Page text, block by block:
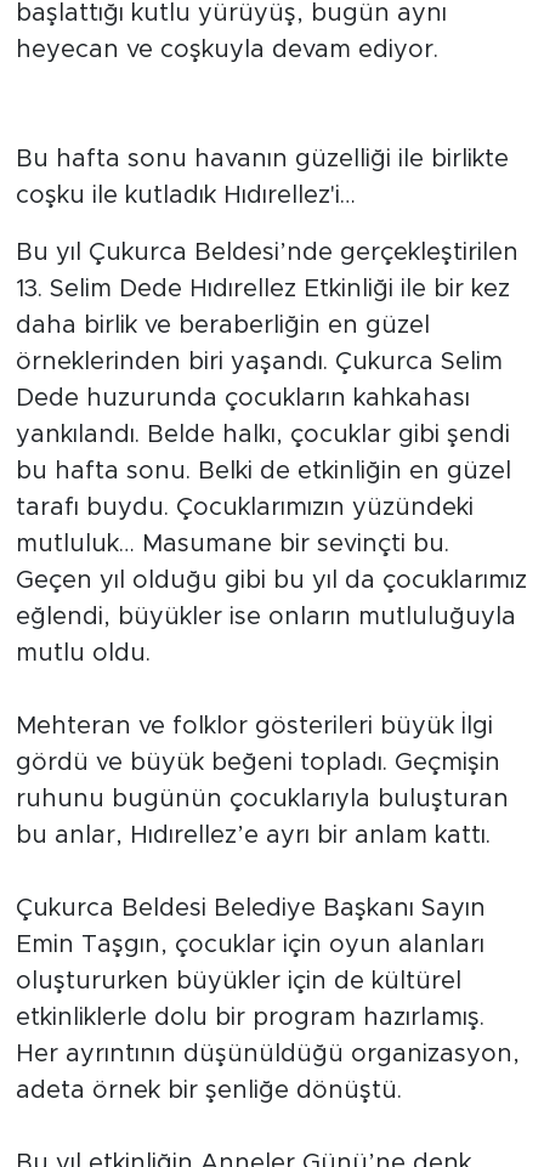
başlattığı kutlu yürüyüş, bugün aynı
heyecan ve coşkuyla devam ediyor.
Bu hafta sonu havanın güzelliği ile birlikte
coşku ile kutladık Hıdırellez'i…
Bu yıl Çukurca Beldesi’nde gerçekleştirilen
13. Selim Dede Hıdırellez Etkinliği ile bir kez
daha birlik ve beraberliğin en güzel
örneklerinden biri yaşandı. Çukurca Selim
Dede huzurunda çocukların kahkahası
yankılandı. Belde halkı, çocuklar gibi şendi
bu hafta sonu. Belki de etkinliğin en güzel
tarafı buydu. Çocuklarımızın yüzündeki
mutluluk… Masumane bir sevinçti bu.
Geçen yıl olduğu gibi bu yıl da çocuklarımız
eğlendi, büyükler ise onların mutluluğuyla
mutlu oldu.
Mehteran ve folklor gösterileri büyük İlgi
gördü ve büyük beğeni topladı. Geçmişin
ruhunu bugünün çocuklarıyla buluşturan
bu anlar, Hıdırellez’e ayrı bir anlam kattı.
Çukurca Beldesi Belediye Başkanı Sayın
Emin Taşgın, çocuklar için oyun alanları
oluştururken büyükler için de kültürel
etkinliklerle dolu bir program hazırlamış.
Her ayrıntının düşünüldüğü organizasyon,
adeta örnek bir şenliğe dönüştü.